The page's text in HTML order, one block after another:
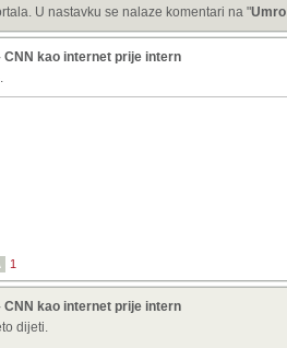
U nastavku se nalaze komentari na "
CNN kao internet prije intern
1
CNN kao internet prije intern
dijeti.